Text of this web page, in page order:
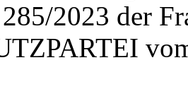
2023 der